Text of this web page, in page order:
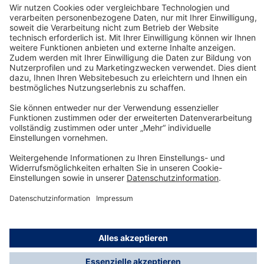
Verbrauchsmaterial
Technology
Service-Hotline
Shop Service
Informationen
© Dräger Safety AG & Co. KGaA, 2025
* Alle Preise exkl. gesetzl. Mehrwertsteuer zzgl.